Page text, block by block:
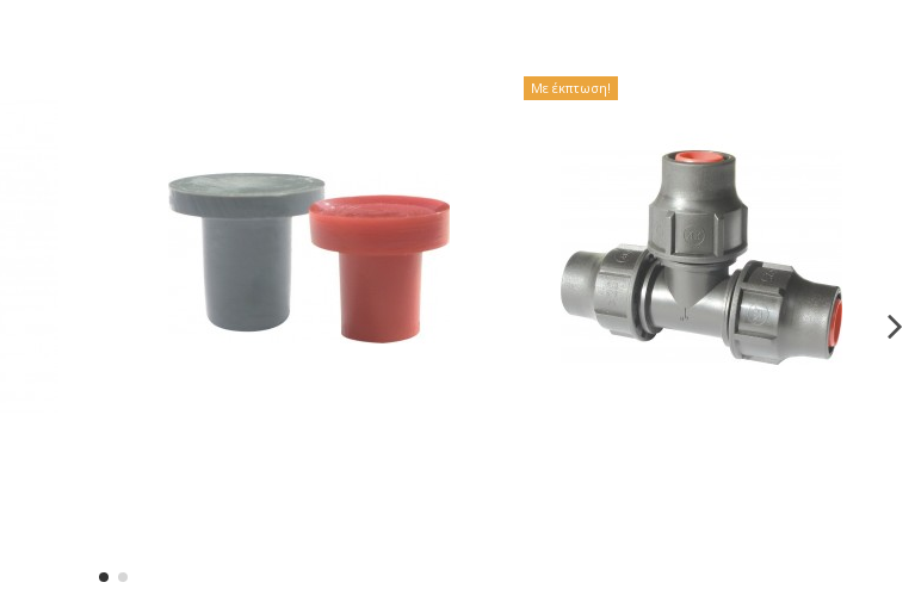
Με έκπτωση!